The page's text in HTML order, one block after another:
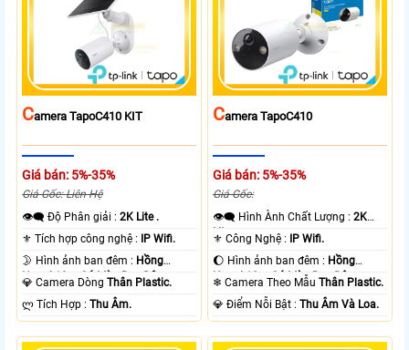
CAmera TapoC410 KIT
Giá bán: 5%-35%
Giá Gốc: Liên Hệ
👁️‍🗨 Độ Phân giải :2K Lite .
⚜️ Tích hợp công nghệ : IP Wifi.
🌛 Hình ảnh ban đêm : Hồng
Ngoại 10m Có Màu Ban Ðêm.
💎 Camera DòngThân Plastic.
️ლ Tích Hợp :Thu Âm.
CAmera TapoC410
Giá bán: 5%-35%
Giá Gốc:
👁️‍🗨 Hình Ành Chất Lượng :2K
Lite .
⚜️ Công Nghệ : IP Wifi.
🌔 Hình ảnh ban đêm : Hồng
Ngoại 10m Có Màu Ban Ðêm.
❄ Camera Theo MẫuThân Plastic.
️💎 Điểm Nỗi Bật :Thu Âm Và Loa.